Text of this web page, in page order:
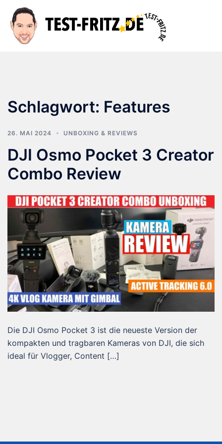
Inhalt
springen
Schlagwort: Features
26. MAI 2024 UNBOXING & REVIEWS
DJI Osmo Pocket 3 Creator
Combo Review
Die DJI Osmo Pocket 3 ist die neueste Version der
kompakten und tragbaren Kameras von DJI, die sich
ideal für Vlogger, Content […]